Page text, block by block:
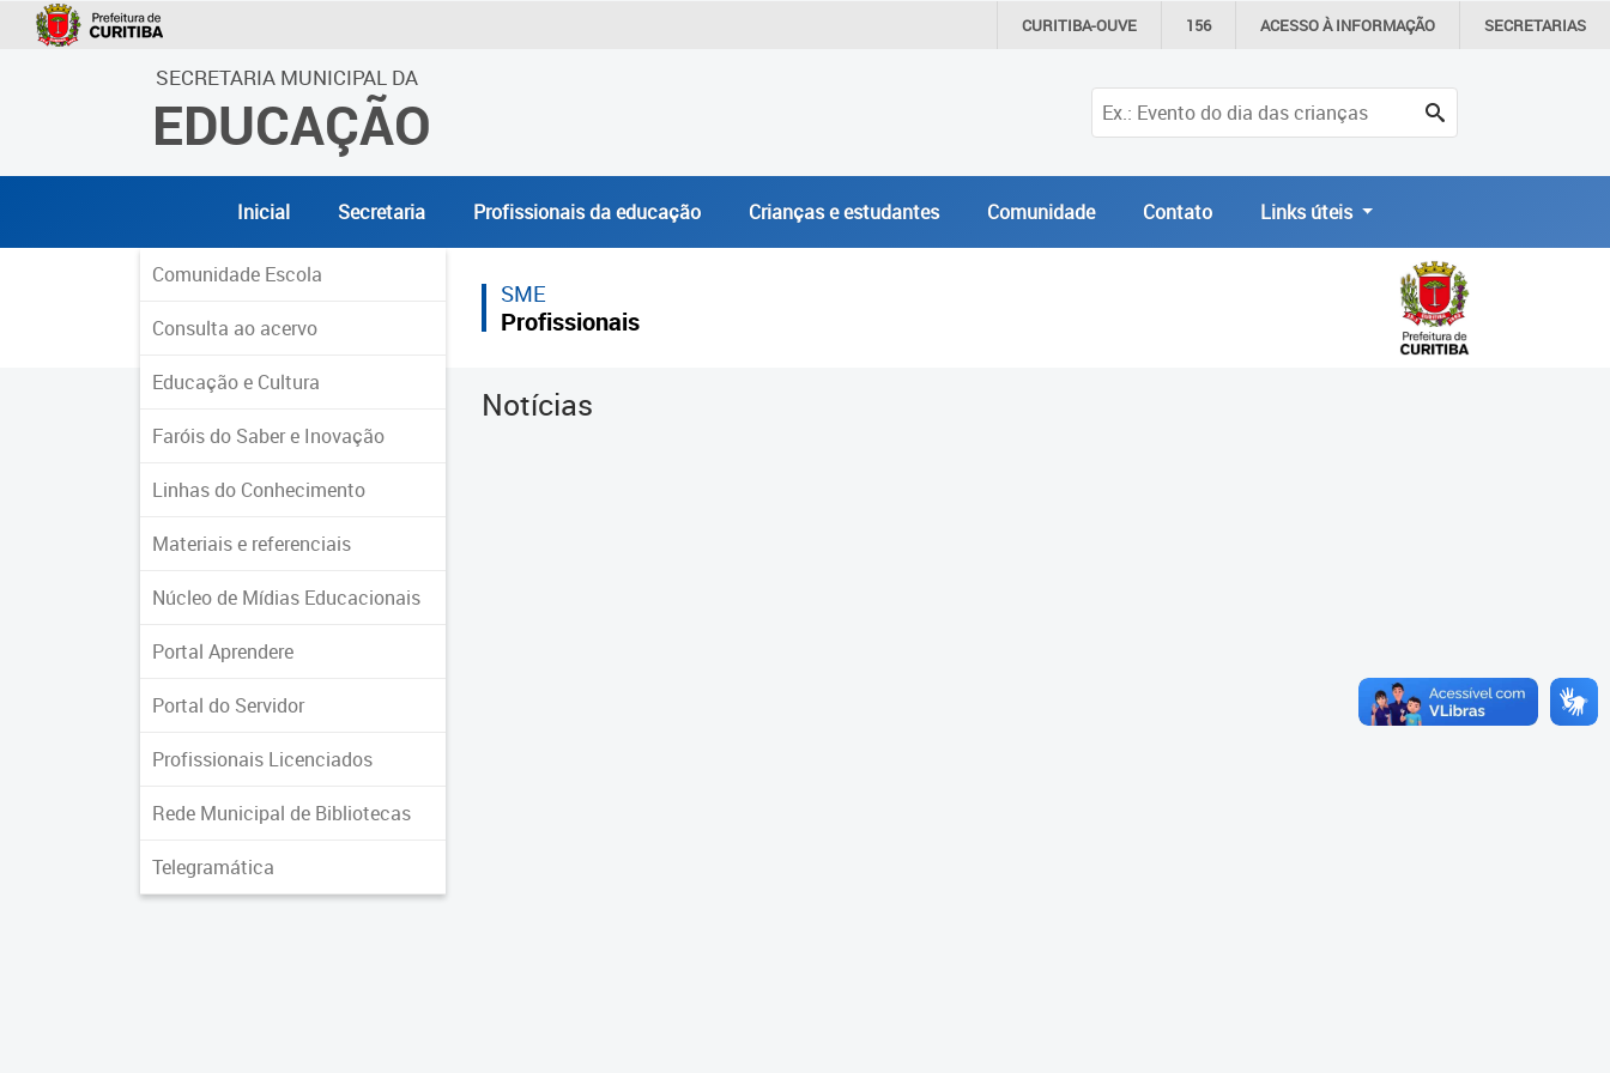
CURITIBA-OUVE 156 ACESSO ÀINFORMAÇÃO SECRETARIAS
SECRETARIA MUNICIPAL DA
EDUCAÇÃO
Inicial Secretaria Profissionais da educação Crianças e estudantes Comunidade Contato Links úteis
Comunidade Escola
Consulta ao acervo
Educação e Cultura
Faróis do Saber e Inovação
Linhas do Conhecimento
Materiais e referenciais
Núcleo de Mídias Educacionais
Portal Aprendere
Portal do Servidor
Profissionais Licenciados
Rede Municipal de Bibliotecas
Telegramática
SME
Profissionais
Notícias